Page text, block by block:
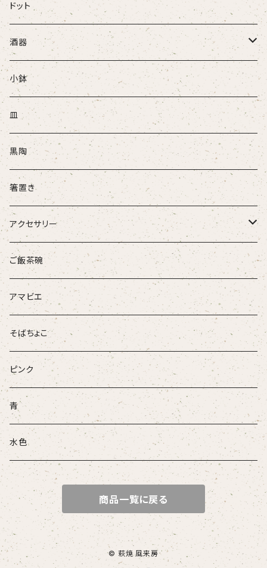
ドット
酒器
ぐい吞
盃
酒注ぎ
小鉢
皿
黒陶
箸置き
アクセサリー
ループタイ
ブローチ
ご飯茶碗
アマビエ
そばちょこ
ピンク
青
水色
商品一覧に戻る
© 萩焼 風来房